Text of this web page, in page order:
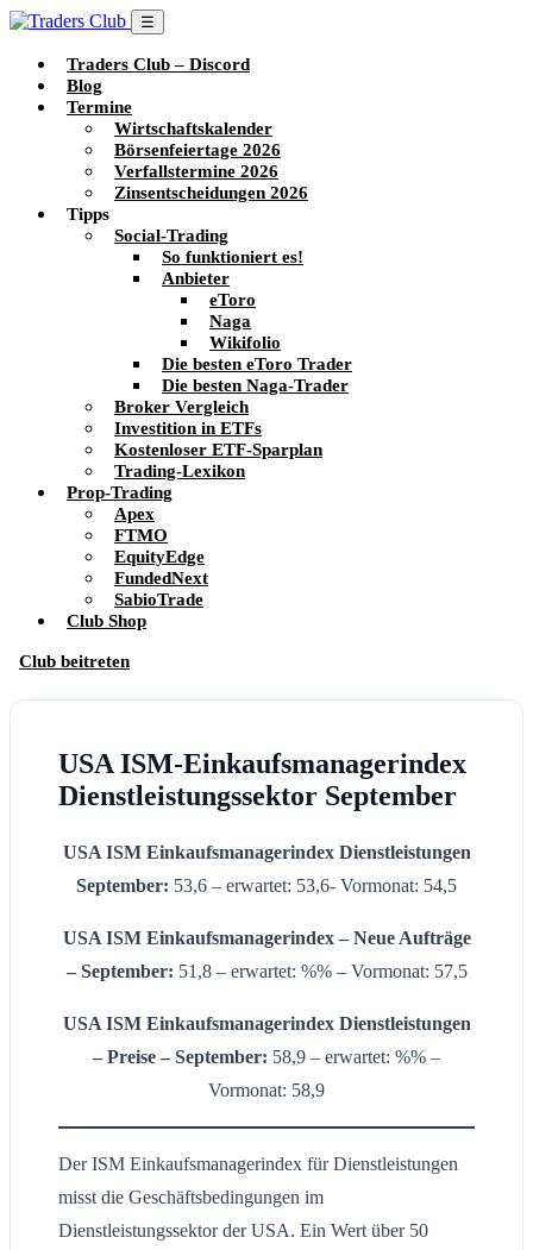
☰
Traders Club – Discord
Blog
Termine
Wirtschaftskalender
Börsenfeiertage 2026
Verfallstermine 2026
Zinsentscheidungen 2026
Tipps
Social-Trading
So funktioniert es!
Anbieter
eToro
Naga
Wikifolio
Die besten eToro Trader
Die besten Naga-Trader
Broker Vergleich
Investition in ETFs
Kostenloser ETF-Sparplan
Trading-Lexikon
Prop-Trading
Apex
FTMO
EquityEdge
FundedNext
SabioTrade
Club Shop
Club beitreten
USA ISM-Einkaufsmanagerindex
Dienstleistungssektor September
USA ISM Einkaufsmanagerindex Dienstleistungen
September: 53,6 – erwartet: 53,6- Vormonat: 54,5
USA ISM Einkaufsmanagerindex – Neue Aufträge
– September: 51,8 – erwartet: %% – Vormonat: 57,5
USA ISM Einkaufsmanagerindex Dienstleistungen
– Preise – September: 58,9 – erwartet: %% –
Vormonat: 58,9
Der ISM Einkaufsmanagerindex für Dienstleistungen
misst die Geschäftsbedingungen im
Dienstleistungssektor der USA. Ein Wert über 50